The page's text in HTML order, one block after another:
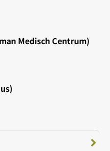
Medisch Centrum)